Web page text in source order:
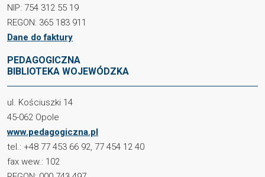
NIP: 754 312 55 19
REGON: 365 183 911
Dane do faktury
PEDAGOGICZNA
BIBLIOTEKA WOJEWÓDZKA
ul. Kościuszki 14
45-062 Opole
www.pedagogiczna.pl
tel.: +48 77 453 66 92, 77 454 12 40
fax wew.: 102